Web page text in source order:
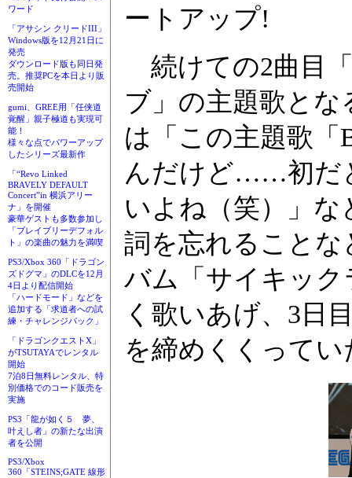
ワード
「アサシン クリードIII」
Windows版を12月21日に
発売
ダウンロード版も同日発
売。推奨PCを本日より販
売開始
gumi、GREE用「任侠道
覚醒」親子極道も実現可
能！
様々な点でパワーアップ
したシリーズ最新作
「“Revo Linked
BRAVELY DEFAULT
Concert”in 横浜アリー
ナ」を開催
豪華ゲストも多数参加し
「ブレイブリーデフォル
ト」の楽曲の魅力を満喫
PS3/Xbox 360「ドラゴン
ズドグマ」のDLCを12月
4日より配信開始
「ハードモード」などを
追加する「求道者への試
練・チャレンジパック」
「ドラゴンクエストX」
がTSUTAYAでレンタル
開始
7泊8日無料レンタル、特
別価格でのコード販売を
実施
PS3「龍が如く５ 夢、
叶えし者」の新たな出演
者を公開
PS3/Xbox
360「STEINS;GATE 線形
ートアップ!
続けての2曲目
ブ」の主題歌とな
は「この主題歌「
んだけど……初だ
いよね（笑）」
詞を忘れることな
バム「サイキック
く歌いあげ、3日
を締めくくってい